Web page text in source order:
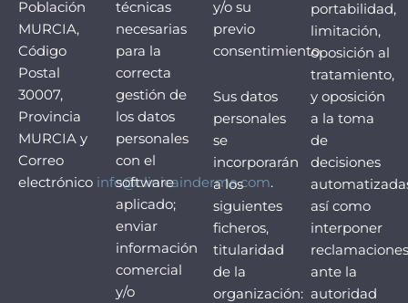
Población
MURCIA,
Código
Postal
30007,
Provincia
MURCIA y
Correo
electrónico info@clinicainderma.com.
técnicas
necesarias
para la
correcta
gestión de
los datos
personales
con el
software
aplicado;
enviar
información
comercial
y/o
y/o su
previo
consentimiento.
Sus datos
personales
se
incorporarán
a los
siguientes
ficheros,
titularidad
de la
organización:
portabilidad,
limitación,
oposición al
tratamiento,
y oposición
a la toma
de
decisiones
así como
interponer
reclamaciones
ante la
autoridad